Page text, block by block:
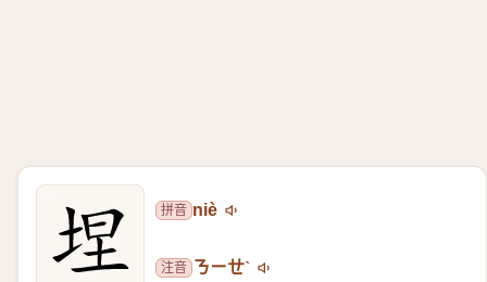
拼音 niè
注音 ㄋㄧㄝˋ